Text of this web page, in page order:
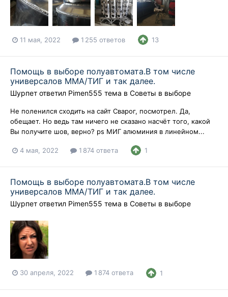
11 мая, 2022 1 255 ответов 13
Помощь в выборе полуавтомата.В том числе
универсалов ММА/ТИГ и так далее.
Шурпет ответил Pimen555 тема в Советы в выборе
Не поленился сходить на сайт Сварог, посмотрел. Да,
обещает. Но ведь там ничего не сказано насчёт того, какой
Вы получите шов, верно? ps МИГ алюминия в линейном...
4 мая, 2022 1 874 ответа 1
Помощь в выборе полуавтомата.В том числе
универсалов ММА/ТИГ и так далее.
Шурпет ответил Pimen555 тема в Советы в выборе
30 апреля, 2022 1 874 ответа 1